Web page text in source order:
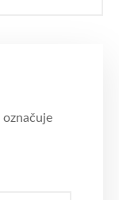
označuje